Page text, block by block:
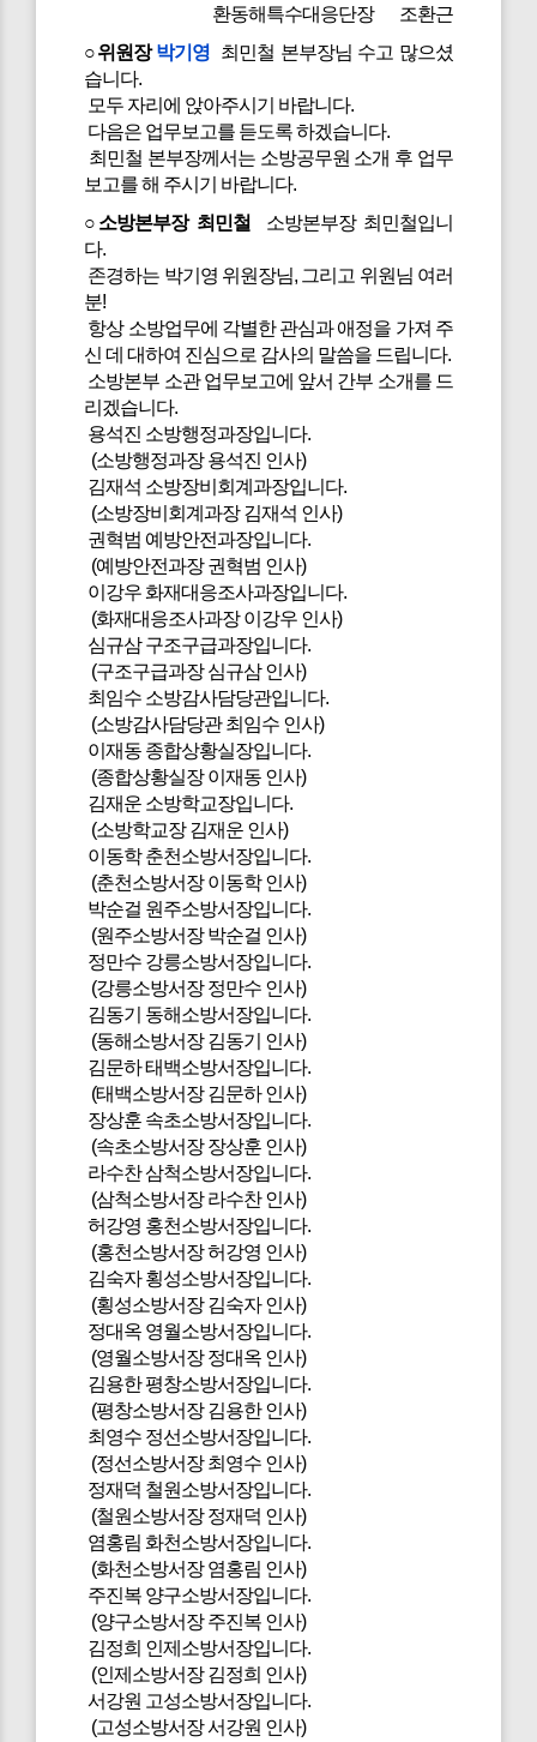
환동해특수대응단장 조환근
○위원장박기영 최민철 본부장님 수고 많으셨
습니다.
모두 자리에 앉아주시기 바랍니다.
다음은 업무보고를 듣도록 하겠습니다.
최민철 본부장께서는 소방공무원 소개 후 업무
보고를 해 주시기 바랍니다.
○소방본부장 최민철
소방본부장 최민철입니
다.
존경하는 박기영 위원장님, 그리고 위원님 여러
분!
항상 소방업무에 각별한 관심과 애정을 가져 주
신 데 대하여 진심으로 감사의 말씀을 드립니다.
소방본부 소관 업무보고에 앞서 간부 소개를 드
리겠습니다.
용석진 소방행정과장입니다.
(소방행정과장 용석진 인사)
김재석 소방장비회계과장입니다.
(소방장비회계과장 김재석 인사)
권혁범 예방안전과장입니다.
(예방안전과장 권혁범 인사)
이강우 화재대응조사과장입니다.
(화재대응조사과장 이강우 인사)
심규삼 구조구급과장입니다.
(구조구급과장 심규삼 인사)
최임수 소방감사담당관입니다.
(소방감사담당관 최임수 인사)
이재동 종합상황실장입니다.
(종합상황실장 이재동 인사)
김재운 소방학교장입니다.
(소방학교장 김재운 인사)
이동학 춘천소방서장입니다.
(춘천소방서장 이동학 인사)
박순걸 원주소방서장입니다.
(원주소방서장 박순걸 인사)
정만수 강릉소방서장입니다.
(강릉소방서장 정만수 인사)
김동기 동해소방서장입니다.
(동해소방서장 김동기 인사)
김문하 태백소방서장입니다.
(태백소방서장 김문하 인사)
장상훈 속초소방서장입니다.
(속초소방서장 장상훈 인사)
라수찬 삼척소방서장입니다.
(삼척소방서장 라수찬 인사)
허강영 홍천소방서장입니다.
(홍천소방서장 허강영 인사)
김숙자 횡성소방서장입니다.
(횡성소방서장 김숙자 인사)
정대옥 영월소방서장입니다.
(영월소방서장 정대옥 인사)
김용한 평창소방서장입니다.
(평창소방서장 김용한 인사)
최영수 정선소방서장입니다.
(정선소방서장 최영수 인사)
정재덕 철원소방서장입니다.
(철원소방서장 정재덕 인사)
염홍림 화천소방서장입니다.
(화천소방서장 염홍림 인사)
주진복 양구소방서장입니다.
(양구소방서장 주진복 인사)
김정희 인제소방서장입니다.
(인제소방서장 김정희 인사)
서강원 고성소방서장입니다.
(고성소방서장 서강원 인사)